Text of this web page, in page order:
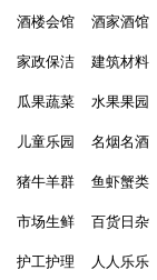
酒楼会馆 酒家酒馆
家政保洁 建筑材料
瓜果蔬菜 水果果园
儿童乐园 名烟名酒
猪牛羊群 鱼虾蟹类
市场生鲜 百货日杂
护工护理 人人乐乐